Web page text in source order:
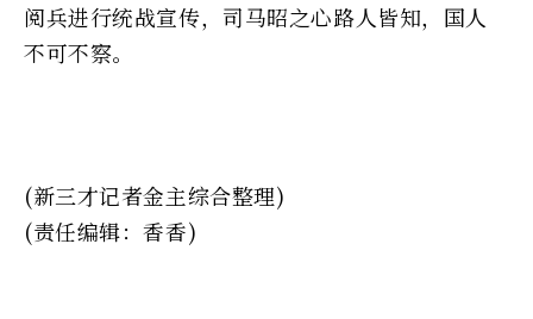
阅兵进行统战宣传，司马昭之心路人皆知，国人
不可不察。
(新三才记者金主综合整理)
(责任编辑：香香)